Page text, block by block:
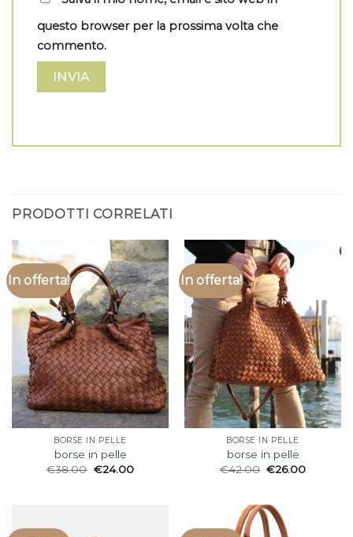
questo browser per la prossima volta che
commento.
PRODOTTI CORRELATI
In offerta!
BORSE IN PELLE
borse in pelle
€38.00 €24.00
In offerta!
BORSE IN PELLE
borse in pelle
€42.00 €26.00